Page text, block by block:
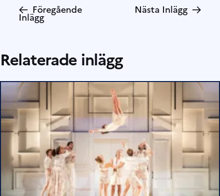
← Föregående
Inlägg
Nästa Inlägg →
Relaterade inlägg